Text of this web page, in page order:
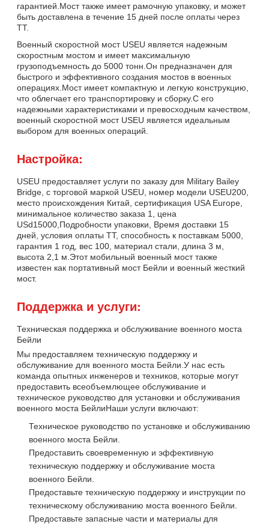
гарантией.Мост также имеет рамочную упаковку, и может
быть доставлена в течение 15 дней после оплаты через
TT.
Военный скоростной мост USEU является надежным
скоростным мостом и имеет максимальную
грузоподъемность до 5000 тонн.Он предназначен для
быстрого и эффективного создания мостов в военных
операциях.Мост имеет компактную и легкую конструкцию,
что облегчает его транспортировку и сборку.С его
надежными характеристиками и превосходным качеством,
военный скоростной мост USEU является идеальным
выбором для военных операций.
Настройка:
USEU предоставляет услуги по заказу для Military Bailey
Bridge, с торговой маркой USEU, номер модели USEU200,
место происхождения Китай, сертификация USA Europe,
минимальное количество заказа 1, цена
USd15000,Подробности упаковки, Время доставки 15
дней, условия оплаты TT, способность к поставкам 5000,
гарантия 1 год, вес 100, материал стали, длина 3 м,
высота 2,1 м.Этот мобильный военный мост также
известен как портативный мост Бейли и военный жесткий
мост.
Поддержка и услуги:
Техническая поддержка и обслуживание военного моста
Бейли
Мы предоставляем техническую поддержку и
обслуживание для военного моста Бейли.У нас есть
команда опытных инженеров и техников, которые могут
предоставить всеобъемлющее обслуживание и
техническое руководство для установки и обслуживания
военного моста БейлиНаши услуги включают:
Техническое руководство по установке и обслуживанию
военного моста Бейли.
Предоставить своевременную и эффективную
техническую поддержку и обслуживание моста
военного Бейли.
Предоставьте техническую поддержку и инструкции по
техническому обслуживанию моста военного Бейли.
Предоставьте запасные части и материалы для